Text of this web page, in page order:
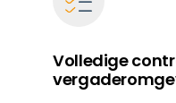
Volledige